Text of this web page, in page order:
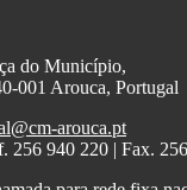
do Município,
001 Arouca, Portugal
arouca.pt
256 940 220 | Fax.